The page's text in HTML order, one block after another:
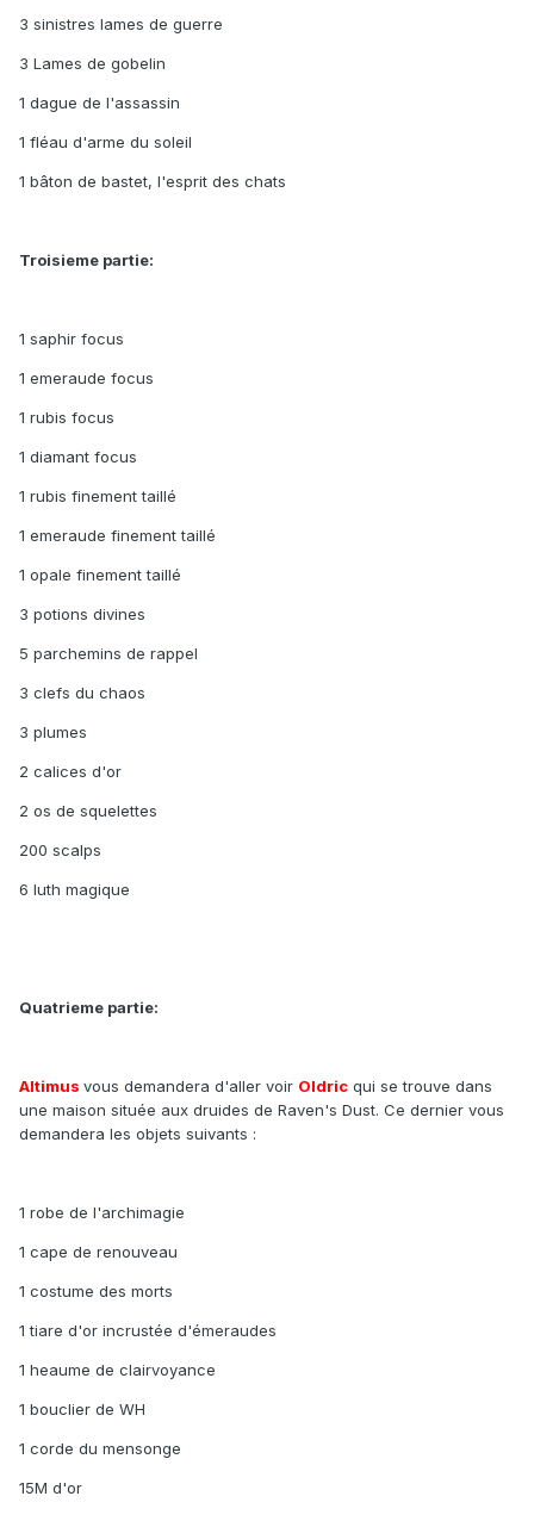
3 sinistres lames de guerre
3 Lames de gobelin
1 dague de l'assassin
1 fléau d'arme du soleil
1 bâton de bastet, l'esprit des chats
Troisieme partie:
1 saphir focus
1 emeraude focus
1 rubis focus
1 diamant focus
1 rubis finement taillé
1 emeraude finement taillé
1 opale finement taillé
3 potions divines
5 parchemins de rappel
3 clefs du chaos
3 plumes
2 calices d'or
2 os de squelettes
200 scalps
6 luth magique
Quatrieme partie:
Altimus vous demandera d'aller voir Oldric qui se trouve dans
une maison située aux druides de Raven's Dust. Ce dernier vous
demandera les objets suivants :
1 robe de l'archimagie
1 cape de renouveau
1 costume des morts
1 tiare d'or incrustée d'émeraudes
1 heaume de clairvoyance
1 bouclier de WH
1 corde du mensonge
15M d'or